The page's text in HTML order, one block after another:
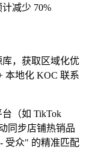
减少 70%
，获取区域化优
本地化 KOC 联系
（如 TikTok
同步店铺热销品
受众" 的精准匹配